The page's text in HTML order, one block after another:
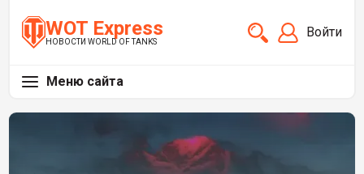
WOT Express
НОВОСТИ WORLD OF TANKS
Войти
Меню сайта